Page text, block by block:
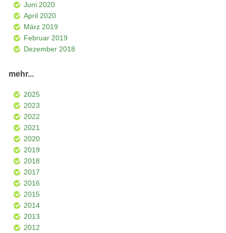
Juni 2020
April 2020
März 2019
Februar 2019
Dezember 2018
mehr...
2025
2023
2022
2021
2020
2019
2018
2017
2016
2015
2014
2013
2012